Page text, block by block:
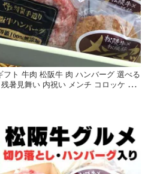
フト 牛肉 松阪牛 肉 ハンバーグ 選べる
暑見舞い 内祝い メンチ コロッケ 松
お返し 出産祝い 結婚祝い 出産祝い
無料 お歳暮